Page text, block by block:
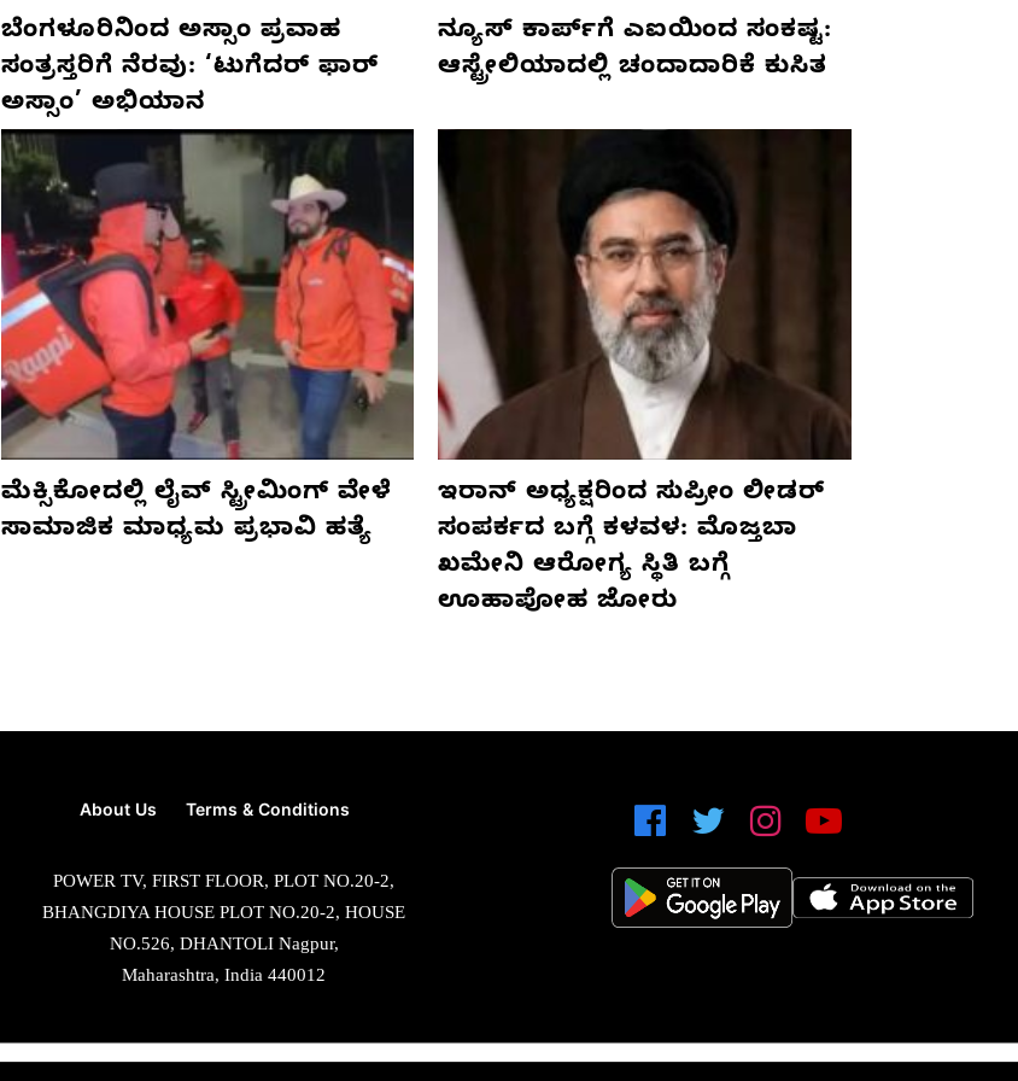
ಬೆಂಗಳೂರಿನಿಂದ ಅಸ್ಸಾಂ ಪ್ರವಾಹ
ಸಂತ್ರಸ್ತರಿಗೆ ನೆರವು: ‘ಟುಗೆದರ್ ಫಾರ್
ಅಸ್ಸಾಂ’ ಅಭಿಯಾನ
ನ್ಯೂಸ್ ಕಾರ್ಪ್‌ಗೆ ಎಐಯಿಂದ ಸಂಕಷ್ಟ:
ಆಸ್ಟ್ರೇಲಿಯಾದಲ್ಲಿ ಚಂದಾದಾರಿಕೆ ಕುಸಿತ
ಮೆಕ್ಸಿಕೋದಲ್ಲಿ ಲೈವ್ ಸ್ಟ್ರೀಮಿಂಗ್ ವೇಳೆ
ಸಾಮಾಜಿಕ ಮಾಧ್ಯಮ ಪ್ರಭಾವಿ ಹತ್ಯೆ
ಇರಾನ್ ಅಧ್ಯಕ್ಷರಿಂದ ಸುಪ್ರೀಂ ಲೀಡರ್
ಸಂಪರ್ಕದ ಬಗ್ಗೆ ಕಳವಳ: ಮೊಜ್ತಬಾ
ಖಮೇನಿ ಆರೋಗ್ಯ ಸ್ಥಿತಿ ಬಗ್ಗೆ
ಊಹಾಪೋಹ ಜೋರು
About Us Terms & Conditions
POWER TV, FIRST FLOOR, PLOT NO.20-2,
BHANGDIYA HOUSE PLOT NO.20-2, HOUSE
NO.526, DHANTOLI Nagpur,
Maharashtra, India 440012